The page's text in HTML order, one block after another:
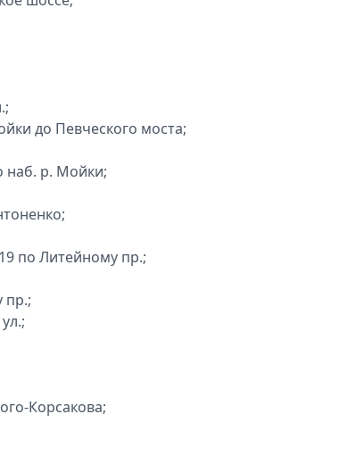
до Певческого моста;
наб. р. Мойки;
по Литейному пр.;
пр.;
Корсакова;